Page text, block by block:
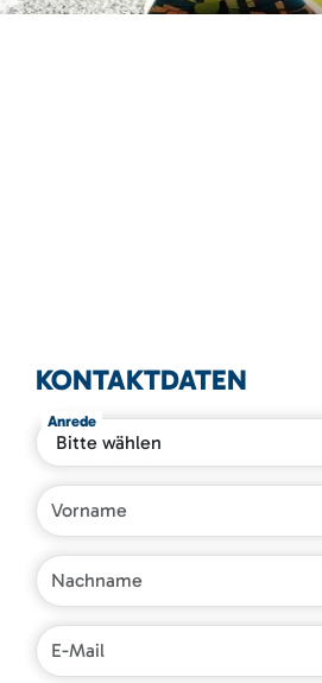
KONTAKTDATEN
Anrede